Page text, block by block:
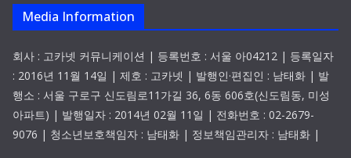
Media Information
회사 : 고카넷 커뮤니케이션 | 등록번호 : 서울 아04212 | 등록일자
: 2016년 11월 14일 | 제호 : 고카넷 | 발행인·편집인 : 남태화 | 발
행소 : 서울 구로구 신도림로11가길 36, 6동 606호(신도림동, 미성
아파트) | 발행일자 : 2014년 02월 11일 | 전화번호 : 02-2679-
9076 | 청소년보호책임자 : 남태화 | 정보책임관리자 : 남태화 |